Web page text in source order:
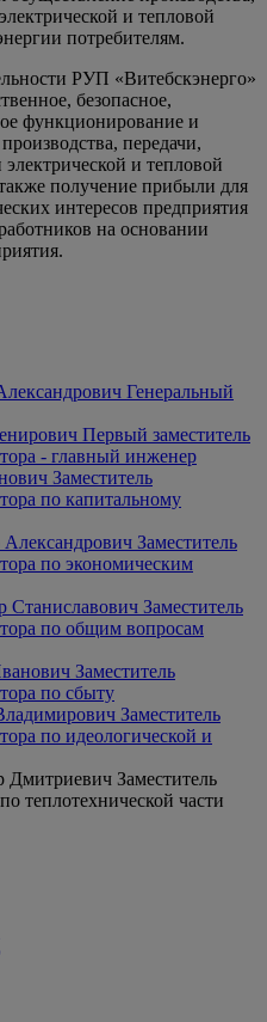
и тепловой
потребителям.
РУП «Витебскэнерго»
безопасное,
функционирование и
передачи,
и тепловой
получение прибыли для
интересов предприятия
на основании
Генеральный
Первый заместитель
- главный инженер
Заместитель
по капитальному
Заместитель
по экономическим
Станиславович Заместитель
по общим вопросам
Заместитель
по сбыту
Заместитель
по идеологической и
Дмитриевич Заместитель
теплотехнической части